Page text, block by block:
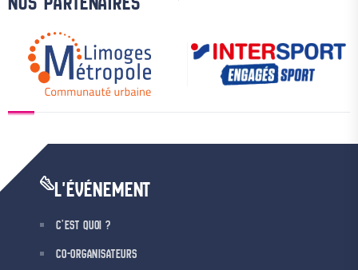
L'ÉVÉNEMENT
C’EST QUOI ?
CO-ORGANISATEURS